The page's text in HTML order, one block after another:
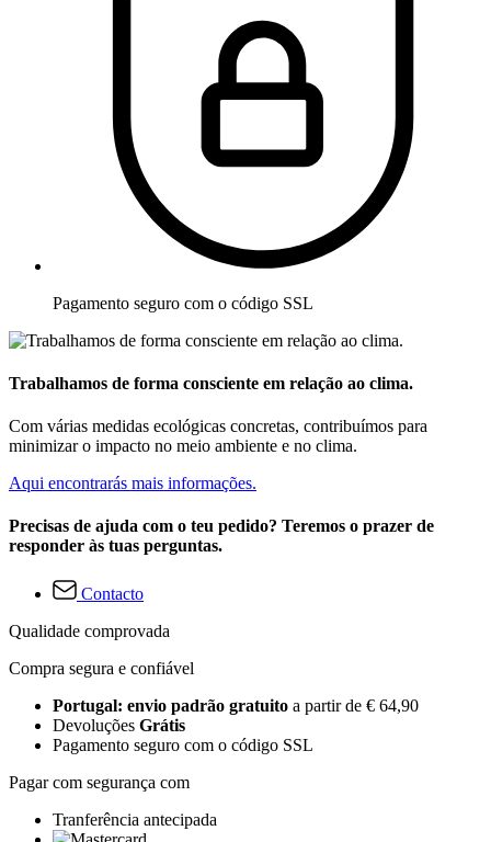
Pagamento seguro com o código SSL
Trabalhamos de forma consciente em relação ao clima.
Com várias medidas ecológicas concretas, contribuímos para
minimizar o impacto no meio ambiente e no clima.
Aqui encontrarás mais informações.
Precisas de ajuda com o teu pedido? Teremos o prazer de
responder às tuas perguntas.
Contacto
Qualidade comprovada
Compra segura e confiável
Portugal: envio padrão gratuito a partir de € 64,90
Devoluções Grátis
Pagamento seguro com o código SSL
Pagar com segurança com
Tranferência antecipada